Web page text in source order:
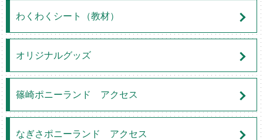
わくわくシート（教材）
オリジナルグッズ
篠崎ポニーランド アクセス
なぎさポニーランド アクセス